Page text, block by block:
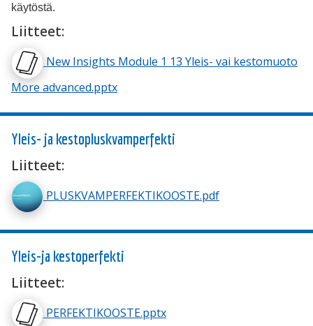
käytöstä.
Liitteet:
New Insights Module 1 13 Yleis- vai kestomuoto
More advanced.pptx
Yleis- ja kestopluskvamperfekti
Liitteet:
PLUSKVAMPERFEKTIKOOSTE.pdf
Yleis-ja kestoperfekti
Liitteet:
PERFEKTIKOOSTE.pptx